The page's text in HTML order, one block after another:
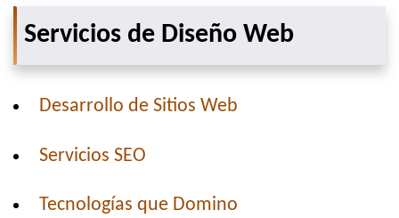
Servicios de Diseño Web
Desarrollo de Sitios Web
Servicios SEO
Tecnologías que Domino